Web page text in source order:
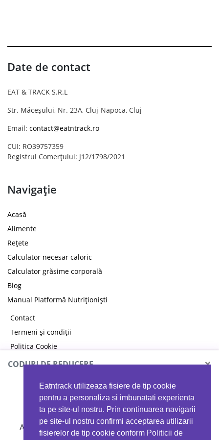
Eatntrack utilizeaza fisiere de tip cookie
pentru a personaliza si imbunatati experienta
ta pe site-ul nostru. Prin continuarea navigarii
pe site-ul nostru confirmi acceptarea utilizarii
fisierelor de tip cookie conform Politicii de
Date de contact
EAT & TRACK S.R.L
Str. Măceșului, Nr. 23A, Cluj-Napoca, Cluj
Email: contact@eatntrack.ro
CUI: RO39757359
Registrul Comerțului: J12/1798/2021
Navigație
Acasă
Alimente
Rețete
Calculator necesar caloric
Calculator grăsime corporală
Blog
Manual Platformă Nutriționiști
Contact
Termeni și condiții
Politica Cookie
Politica de confidențialitate
CODURI DE REDUCERE ×
MYPROTEIN
Ai 40%reducere la orice comandă folosind codul